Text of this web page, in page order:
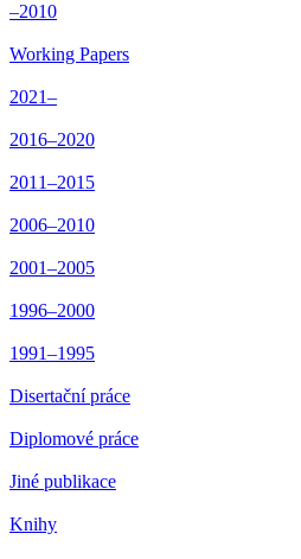
–2010
Working Papers
2021–
2016–2020
2011–2015
2006–2010
2001–2005
1996–2000
1991–1995
Disertační práce
Diplomové práce
Jiné publikace
Knihy